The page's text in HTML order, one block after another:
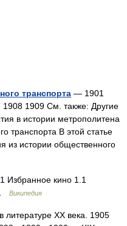
транспорта — 1901
1909 См. также: Другие
в истории метрополитена
транспорта В этой статье
из истории общественного
кино 1.1
Википедия
XX века. 1905